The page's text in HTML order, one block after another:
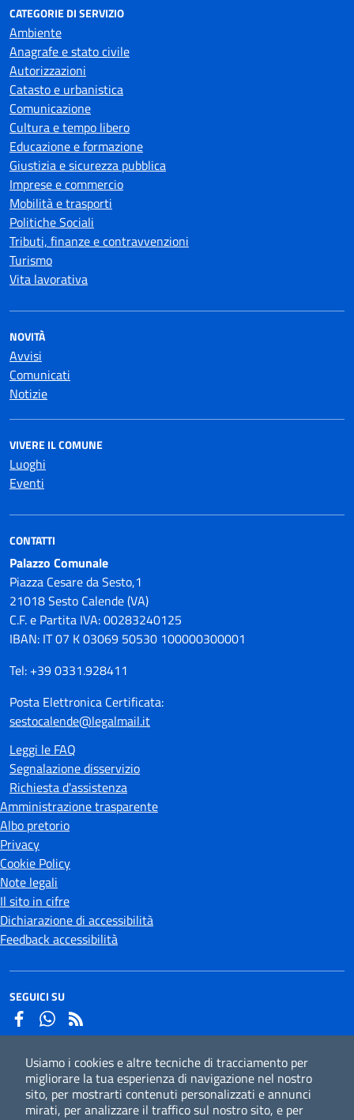
Usiamo i cookies e altre tecniche di tracciamento per
migliorare la tua esperienza di navigazione nel nostro
sito, per mostrarti contenuti personalizzati e annunci
mirati, per analizzare il traffico sul nostro sito, e per
CATEGORIE DI SERVIZIO
Ambiente
Anagrafe e stato civile
Autorizzazioni
Catasto e urbanistica
Comunicazione
Cultura e tempo libero
Educazione e formazione
Giustizia e sicurezza pubblica
Imprese e commercio
Mobilità e trasporti
Politiche Sociali
Tributi, finanze e contravvenzioni
Turismo
Vita lavorativa
NOVITÀ
Avvisi
Comunicati
Notizie
VIVERE IL COMUNE
Luoghi
Eventi
CONTATTI
Palazzo Comunale
Piazza Cesare da Sesto,1
21018 Sesto Calende (VA)
C.F. e Partita IVA: 00283240125
IBAN: IT 07 K 03069 50530 100000300001
Tel: +39 0331.928411
Posta Elettronica Certificata:
sestocalende@legalmail.it
Leggi le FAQ
Segnalazione disservizio
Richiesta d'assistenza
Amministrazione trasparente
Albo pretorio
Privacy
Cookie Policy
Note legali
Il sito in cifre
Dichiarazione di accessibilità
Feedback accessibilità
SEGUICI SU
FacebookWhatsapp
Iscriviti alla newsletter